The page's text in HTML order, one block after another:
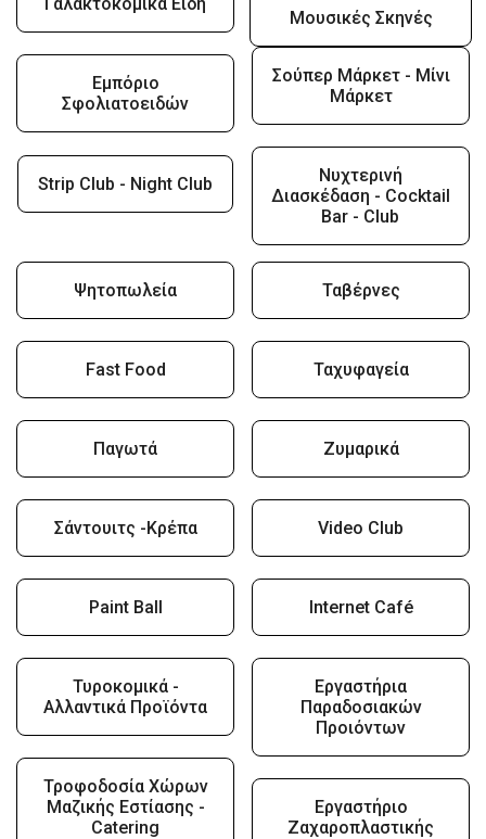
Εμπόριο
Σφολιατοειδών
Strip Club - Night Club
Μουσικές Σκηνές
Σούπερ Μάρκετ - Μίνι
Μάρκετ
Νυχτερινή
Διασκέδαση - Cocktail
Bar - Club
Ψητοπωλεία
Fast Food
Παγωτά
Σάντουιτς -Κρέπα
Paint Ball
Τυροκομικά -
Αλλαντικά Προϊόντα
Τροφοδοσία Χώρων
Μαζικής Εστίασης -
Catering
Ταβέρνες
Ταχυφαγεία
Ζυμαρικά
Video Club
Internet Café
Εργαστήρια
Παραδοσιακών
Προιόντων
Εργαστήριο
Ζαχαροπλαστικής